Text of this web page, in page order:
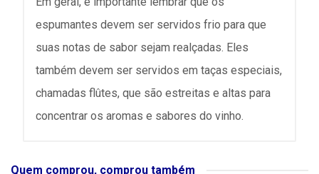
espumantes devem ser servidos frio para que
suas notas de sabor sejam realçadas. Eles
também devem ser servidos em taças especiais,
chamadas flûtes, que são estreitas e altas para
concentrar os aromas e sabores do vinho.
Quem comprou, comprou também